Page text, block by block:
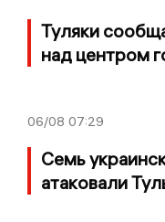
Туляки
над центром
06/08 07:29
Семь
атаковали